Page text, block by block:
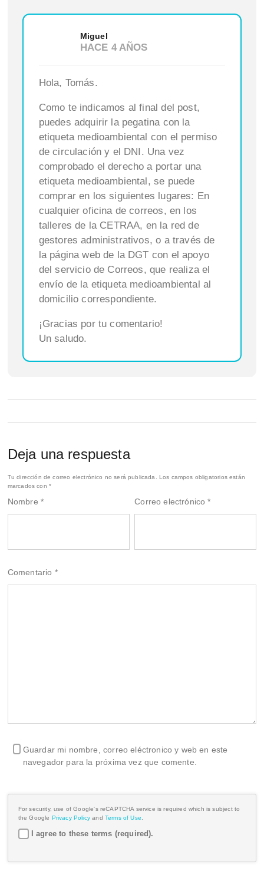
Miguel
HACE 4 AÑOS
Hola, Tomás.
Como te indicamos al final del post,
puedes adquirir la pegatina con la
etiqueta medioambiental con el permiso
de circulación y el DNI. Una vez
comprobado el derecho a portar una
etiqueta medioambiental, se puede
comprar en los siguientes lugares: En
cualquier oficina de correos, en los
talleres de la CETRAA, en la red de
gestores administrativos, o a través de
la página web de la DGT con el apoyo
del servicio de Correos, que realiza el
envío de la etiqueta medioambiental al
domicilio correspondiente.
¡Gracias por tu comentario!
Un saludo.
Deja una respuesta
Tu dirección de correo electrónico no será publicada.
Los campos obligatorios están
marcados con *
Nombre * Correo electrónico*
Comentario *
Guardar mi nombre, correo eléctronico y web en este
navegador para la próxima vez que comente.
For security, use of Google's reCAPTCHA service is required which is subject to
the Google Privacy Policy and Terms of Use.
I agree to these terms (required).